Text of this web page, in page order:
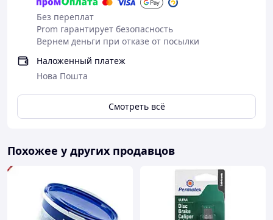
Без переплат
Prom гарантирует безопасность
Вернем деньги при отказе от посылки
Наложенный платеж
Нова Пошта
Смотреть всё
Похожее у других продавцов